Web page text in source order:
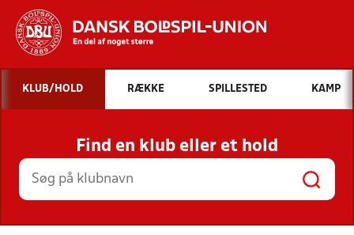
Hvad vil du søge efter?
INDHOLD OG NYHEDER
STILLINGER, RESULTATER, KLUBBER OG
HOLD
KLUB/HOLD RÆKKE SPILLESTED KAMP
Find en klub eller et hold